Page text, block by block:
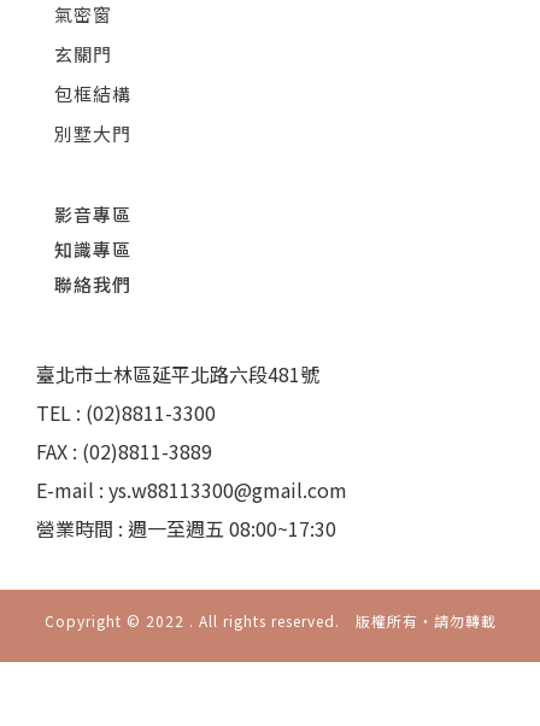
氣密窗
玄關門
包框結構
別墅大門
影音專區
知識專區
聯絡我們
臺北市士林區延平北路六段481號
TEL : (02)8811-3300
FAX : (02)8811-3889
E-mail : ys.w88113300@gmail.com
營業時間 : 週一至週五 08:00~17:30
Copyright © 2022 . All rights reserved. 版權所有‧請勿轉載